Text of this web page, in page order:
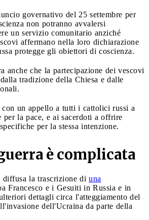
governativo del 25 settembre per
non potranno avvalersi
un servizio comunitario anziché
affermano nella loro dichiarazione
protegge gli obiettori di coscienza.
anche che la partecipazione dei vescovi
tradizione della Chiesa e dalle
un appello a tutti i cattolici russi a
per la pace, e ai sacerdoti a offrire
per la stessa intenzione.
è complicata
diffusa la trascrizione di una
Francesco e i Gesuiti in Russia e in
dettagli circa l'atteggiamento del
dell'Ucraina da parte della